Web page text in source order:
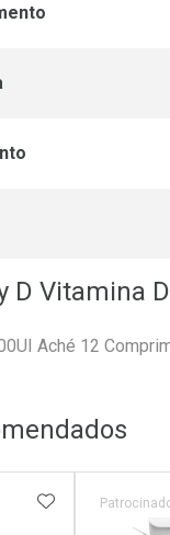
D Vitamina
Aché 12
ADICIONAR